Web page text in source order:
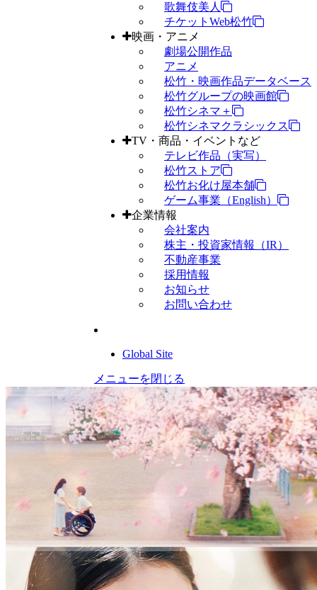
歌舞伎美人
チケットWeb松竹
映画・アニメ
劇場公開作品
アニメ
松竹・映画作品データベース
松竹グループの映画館
松竹シネマ＋
松竹シネマクラシックス
TV・商品・イベントなど
テレビ作品（実写）
松竹ストア
松竹お化け屋本舗
ゲーム事業（English）
企業情報
会社案内
株主・投資家情報（IR）
不動産事業
採用情報
お知らせ
お問い合わせ
Global Site
メニューを閉じる